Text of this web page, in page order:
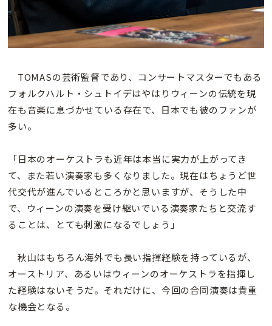
TOMASの芸術監督であり、コンサートマスターでもある
フォルクハルト・シュトイデはやはりウィーンの伝統を現
在も音楽に息づかせている存在で、日本でも彼のファンが
多い。
「日本のオーケストラも近年は本当に実力が上がってき
て、また若い演奏家も多くなりました。現在はちょうど世
代交代が進んでいるところかと思いますが、そうした中
で、ウィーンの演奏を受け継いでいる演奏家たちと交流す
ることは、とても刺激になるでしょう」
秋山はもちろん海外でも長い指揮経験を持っているが、
オーストリア、あるいはウィーンのオーケストラを指揮し
た経験はないそうだ。それだけに、今回の合同演奏は貴重
な機会となる。